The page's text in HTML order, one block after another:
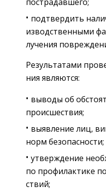
под­твер­дить
из­вод­ствен­ны­ми
лу­че­ния
Ре­зуль­та­та­ми
ния яв­ля­ют­ся:
вы­во­ды об
про­ис­ше­ствия;
вы­яв­ле­ние лиц,
норм без­опас­но­сти;
утвер­жде­ние
по про­фи­лак­ти­ке
ствий;